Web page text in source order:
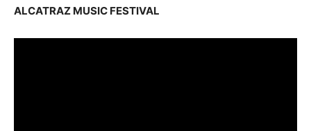
ALCATRAZ MUSIC FESTIVAL